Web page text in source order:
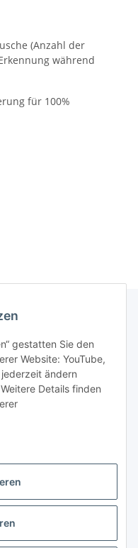
(Anzahl der
während
für 100%
gestatten Sie den
Website: YouTube,
ändern
Details finden